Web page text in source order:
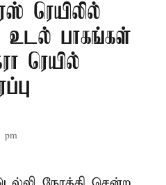
ரெயிலில்
உடல் பாகங்கள்
ரெயில்
pm